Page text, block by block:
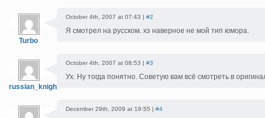
Turbo
October 4th, 2007 at 07:43 | #2
Я смотрел на русском. хз наверное не мой тип юмора.
russian_knight
October 4th, 2007 at 08:53 | #3
Ух. Ну тогда понятно. Советую вам всё смотреть в
December 29th, 2009 at 19:55 | #4